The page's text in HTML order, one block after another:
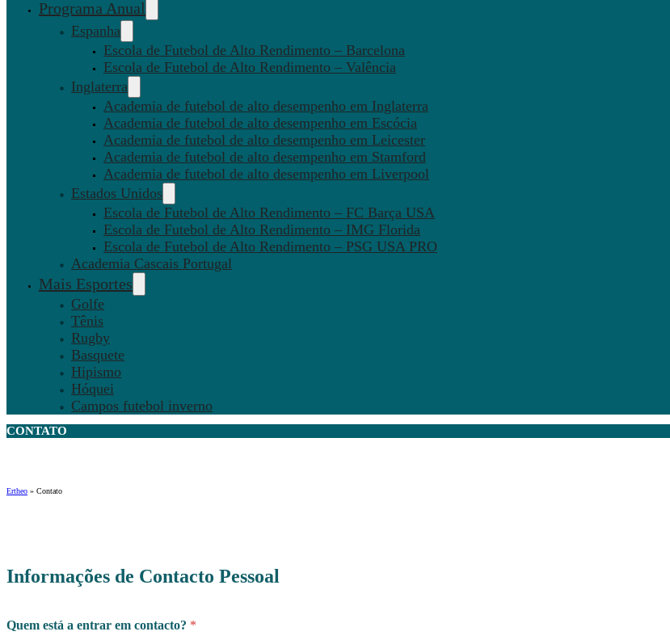
Programa Anual
Espanha
Escola de Futebol de Alto Rendimento – Barcelona
Escola de Futebol de Alto Rendimento – Valência
Inglaterra
Academia de futebol de alto desempenho em Inglaterra
Academia de futebol de alto desempenho em Escócia
Academia de futebol de alto desempenho em Leicester
Academia de futebol de alto desempenho em Stamford
Academia de futebol de alto desempenho em Liverpool
Estados Unidos
Escola de Futebol de Alto Rendimento – FC Barça USA
Escola de Futebol de Alto Rendimento – IMG Florida
Escola de Futebol de Alto Rendimento – PSG USA PRO
Academia Cascais Portugal
Mais Esportes
Golfe
Tênis
Rugby
Basquete
Hipismo
Hóquei
Campos futebol inverno
CONTATO
Ertheo » Contato
Informações de Contacto Pessoal
Quem está a entrar em contacto? *